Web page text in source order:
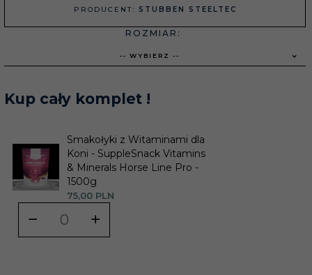
PRODUCENT: STUBBEN STEELTEC
ROZMIAR:
-- WYBIERZ --
Kup cały komplet !
Smakołyki z Witaminami dla
Koni - SuppleSnack Vitamins
& Minerals Horse Line Pro -
1500g
75,00 PLN